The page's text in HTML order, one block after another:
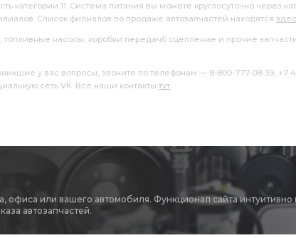
категории 11. Система питания вы можете круглосуточно через
Список филиалов по продаже автозапчастей находятся
топливные насосы, коробки передачб сцепление и прочие
у вас вопросы, звоните по телефонам — 8-800-777-08-39, +7
сеть VK. Все наши контакты тут.
офиса или вашего автомобиля. Функционал сайта интуитивно
автозапчастей.